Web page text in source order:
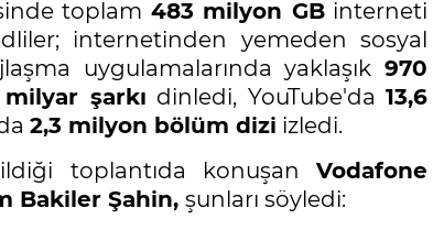
toplam 483 milyon GBinterneti
internetinden yemeden sosyal
uygulamalarında yaklaşık970
milyar şarkı dinledi, YouTube'da 13,6
2,3 milyon bölüm dizi izledi.
toplantıda konuşan Vodafone
Bakiler Şahin, şunları söyledi: